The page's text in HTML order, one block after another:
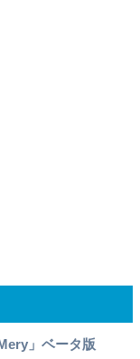
」ベータ版